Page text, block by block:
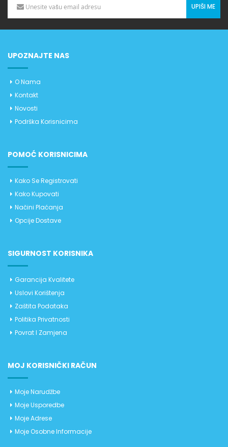
UPIŠI ME
UPOZNAJTE NAS
O Nama
Kontakt
Novosti
Podrška Korisnicima
POMOĆ KORISNICIMA
Kako Se Registrovati
Kako Kupovati
Načini Plaćanja
Opcije Dostave
SIGURNOST KORISNIKA
Garancija Kvalitete
Uslovi Korištenja
Zaštita Podataka
Politika Privatnosti
Povrat I Zamjena
MOJ KORISNIČKI RAČUN
Moje Narudžbe
Moje Usporedbe
Moje Adrese
Moje Osobne Informacije